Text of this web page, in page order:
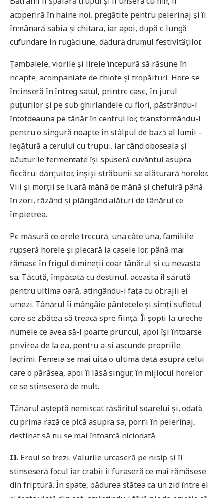
acoperiră în haine noi, pregătite pentru pelerinaj și îi
înmânară sabia și chitara, iar apoi, după o lungă
cufundare în rugăciune, dădură drumul festivităților.
Țambalele, viorile și lirele începură să răsune în
noapte, acompaniate de chiote și tropăituri. Hore se
încinseră în întreg satul, printre case, în jurul
puțurilor și pe sub ghirlandele cu flori, păstrându-l
întotdeauna pe tânăr în centrul lor, transformându-l
pentru o singură noapte în stâlpul de bază al lumii –
legătură a cerului cu trupul, iar când oboseala și
băuturile fermentate își spuseră cuvântul asupra
fiecărui dănțuitor, înșiși străbunii se alăturară horelor.
Viii și morții se luară mână de mână și chefuiră până
în zori, răzând și plângând alături de tânărul ce
împietrea.
Pe măsură ce orele trecură, una câte una, familiile
rupseră horele și plecară la casele lor, până mai
rămase în frigul dimineții doar tânărul și cu nevasta
sa. Tăcută, împăcată cu destinul, aceasta îl sărută
pentru ultima oară, atingându-i fața cu obrajii ei
umezi. Tânărul îi mângâie pântecele și simți sufletul
care se zbătea să treacă spre ființă. Îi șopti la ureche
numele ce avea să-l poarte pruncul, apoi își întoarse
privirea de la ea, pentru a-și ascunde propriile
lacrimi. Femeia se mai uită o ultimă dată asupra celui
care o părăsea, apoi îl lăsă singur, în mijlocul horelor
ce se stinseseră de mult.
Tânărul așteptă nemișcat răsăritul soarelui și, odată
cu prima rază ce pică asupra sa, porni în pelerinaj,
destinat să nu se mai întoarcă niciodată.
II. Eroul se trezi. Valurile urcaseră pe nisip și îi
stinseseră focul iar crabii îi furaseră ce mai rămăsese
din friptură. În spate, pădurea stătea ca un zid între el